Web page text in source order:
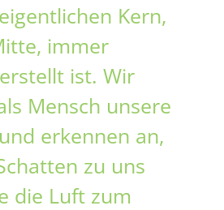
Kern,
immer
ist. Wir
Mensch unsere
erkennen an,
zu uns
die Luft zum